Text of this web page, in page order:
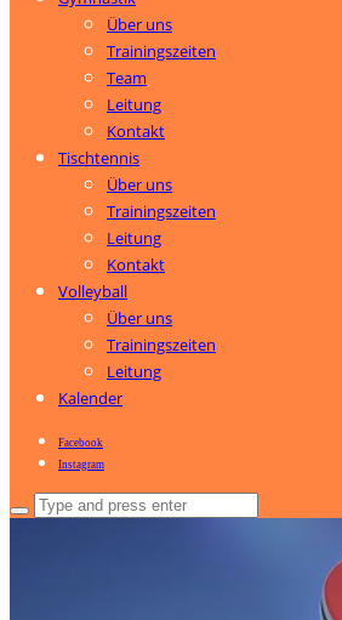
Über uns
Trainingszeiten
Team
Leitung
Kontakt
Tischtennis
Über uns
Trainingszeiten
Leitung
Kontakt
Volleyball
Über uns
Trainingszeiten
Leitung
Kalender
Facebook
Instagram